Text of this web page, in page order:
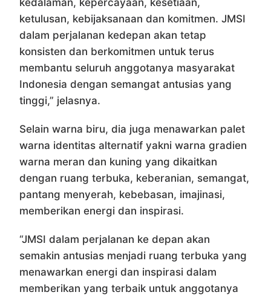
kedalaman, kepercayaan, kesetiaan,
ketulusan, kebijaksanaan dan komitmen. JMSI
dalam perjalanan kedepan akan tetap
konsisten dan berkomitmen untuk terus
membantu seluruh anggotanya masyarakat
Indonesia dengan semangat antusias yang
tinggi,” jelasnya.
Selain warna biru, dia juga menawarkan palet
warna identitas alternatif yakni warna gradien
warna meran dan kuning yang dikaitkan
dengan ruang terbuka, keberanian, semangat,
pantang menyerah, kebebasan, imajinasi,
memberikan energi dan inspirasi.
“JMSI dalam perjalanan ke depan akan
semakin antusias menjadi ruang terbuka yang
menawarkan energi dan inspirasi dalam
memberikan yang terbaik untuk anggotanya